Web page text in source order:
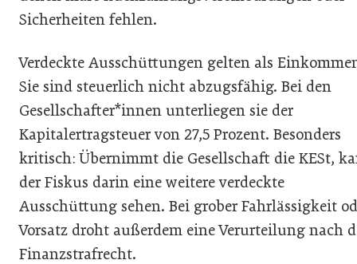
Sicherheiten fehlen.
Verdeckte Ausschüttungen gelten als
Sie sind steuerlich nicht abzugsfähig. Bei den
Gesellschafter*innen unterliegen sie der
Kapitalertragsteuer von 27,5 Prozent. Besonders
kritisch: Übernimmt die Gesellschaft die KESt,
der Fiskus darin eine weitere verdeckte
Ausschüttung sehen. Bei grober Fahrlässigkeit
Vorsatz droht außerdem eine Verurteilung nach
Finanzstrafrecht.